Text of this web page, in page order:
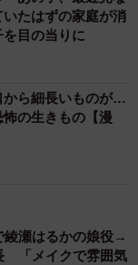
たはずの家庭が消
目の当りに
から細長いものが…
の生きもの【漫
綾瀬はるかの娘役→
「メイクで雰囲気